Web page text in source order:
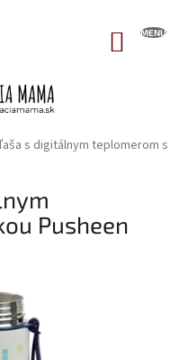
s digitálnym teplomerom s
Pusheen